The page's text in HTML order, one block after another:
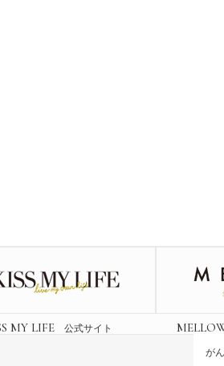
MY LIFE 公式サイト
が